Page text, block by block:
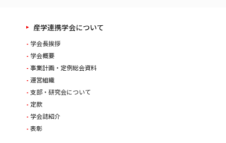
産学連携学会について
学会長挨拶
学会概要
事業計画・定例総会資料
運営組織
支部・研究会について
定款
学会誌紹介
表彰